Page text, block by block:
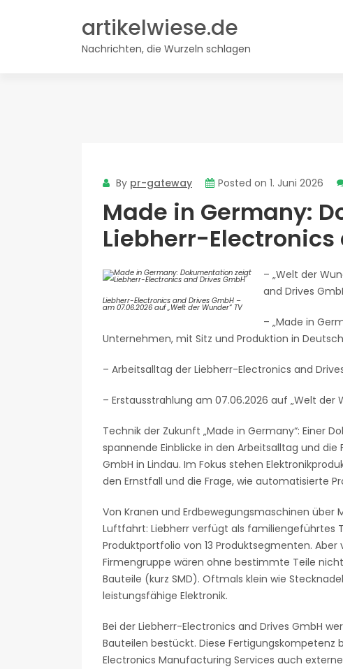
artikelwiese.de
Nachrichten, die Wurzeln schlagen
By pr-gateway Posted on 1. Juni 2026
Made in Germany:
Liebherr-Electronics
Liebherr-Electronics and Drives GmbH –
am 07.06.2026 auf „Welt der Wunder“ TV
– „Welt der
and Drives
– „Made in
Unternehmen, mit Sitz und Produktion in
– Arbeitsalltag der Liebherr-Electronics and
– Erstausstrahlung am 07.06.2026 auf „Welt der
Technik der Zukunft „Made in Germany“: Einer
spannende Einblicke in den Arbeitsalltag und
GmbH in Lindau. Im Fokus stehen
den Ernstfall und die Frage, wie automatisierte
Von Kranen und Erdbewegungsmaschinen über
Luftfahrt: Liebherr verfügt als familiengeführtes
Produktportfolio von 13 Produktsegmenten.
Firmengruppe wären ohne bestimmte Teile
Bauteile (kurz SMD). Oftmals klein wie
leistungsfähige Elektronik.
Bei der Liebherr-Electronics and Drives GmbH
Bauteilen bestückt. Diese
Electronics Manufacturing Services auch